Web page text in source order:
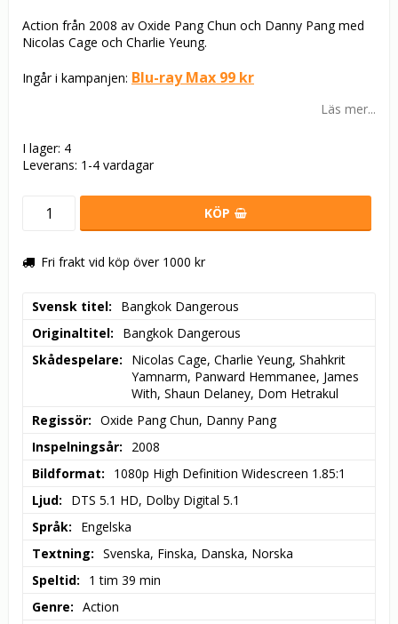
Action från 2008 av Oxide Pang Chun och Danny Pang med
Nicolas Cage och Charlie Yeung.
Ingår i kampanjen: Blu-ray Max 99 kr
Läs mer...
I lager: 4
Leverans: 1-4 vardagar
KÖP
Fri frakt vid köp över 1000 kr
Svensk titel
Bangkok Dangerous
Originaltitel
Bangkok Dangerous
Skådespelare
Nicolas Cage, Charlie Yeung, Shahkrit
Yamnarm, Panward Hemmanee, James
With, Shaun Delaney, Dom Hetrakul
Regissör
Oxide Pang Chun, Danny Pang
Inspelningsår
2008
Bildformat
1080p High Definition Widescreen 1.85:1
Ljud
DTS 5.1 HD, Dolby Digital 5.1
Språk
Engelska
Textning
Svenska, Finska, Danska, Norska
Speltid
1 tim 39 min
Genre
Action